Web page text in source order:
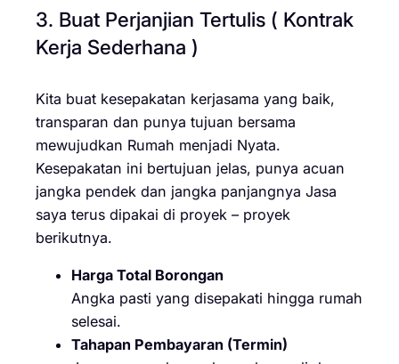
3. Buat Perjanjian Tertulis ( Kontrak
Kerja Sederhana )
Kita buat kesepakatan kerjasama yang baik,
transparan dan punya tujuan bersama
mewujudkan Rumah menjadi Nyata.
Kesepakatan ini bertujuan jelas, punya acuan
jangka pendek dan jangka panjangnya Jasa
saya terus dipakai di proyek – proyek
berikutnya.
Harga Total Borongan
Angka pasti yang disepakati hingga rumah
selesai.
Tahapan Pembayaran (Termin)